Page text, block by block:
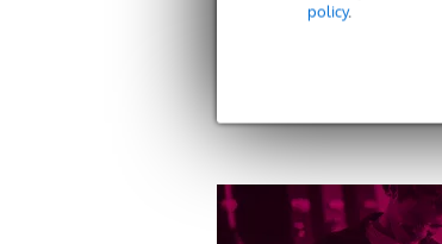
policy.